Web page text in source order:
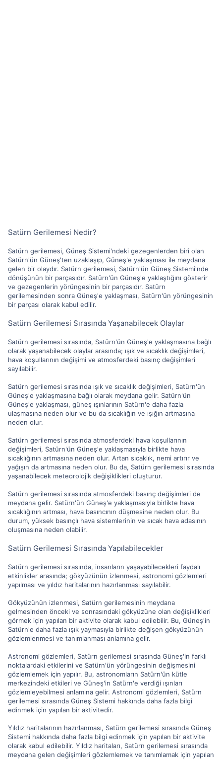
Satürn Gerilemesi Nedir?
Satürn gerilemesi, Güneş Sistemi'ndeki gezegenlerden biri olan
Satürn'ün Güneş'ten uzaklaşıp, Güneş'e yaklaşması ile meydana
gelen bir olaydır. Satürn gerilemesi, Satürn'ün Güneş Sistemi'nde
dönüşünün bir parçasıdır. Satürn'ün Güneş'e yaklaştığını gösterir
ve gezegenlerin yörüngesinin bir parçasıdır. Satürn
gerilemesinden sonra Güneş'e yaklaşması, Satürn'ün yörüngesinin
bir parçası olarak kabul edilir.
Satürn Gerilemesi Sırasında Yaşanabilecek Olaylar
Satürn gerilemesi sırasında, Satürn'ün Güneş'e yaklaşmasına bağlı
olarak yaşanabilecek olaylar arasında; ışık ve sıcaklık değişimleri,
hava koşullarının değişimi ve atmosferdeki basınç değişimleri
sayılabilir.
Satürn gerilemesi sırasında ışık ve sıcaklık değişimleri, Satürn'ün
Güneş'e yaklaşmasına bağlı olarak meydana gelir. Satürn'ün
Güneş'e yaklaşması, güneş ışınlarının Satürn'e daha fazla
ulaşmasına neden olur ve bu da sıcaklığın ve ışığın artmasına
neden olur.
Satürn gerilemesi sırasında atmosferdeki hava koşullarının
değişimleri, Satürn'ün Güneş'e yaklaşmasıyla birlikte hava
sıcaklığının artmasına neden olur. Artan sıcaklık, nemi artırır ve
yağışın da artmasına neden olur. Bu da, Satürn gerilemesi sırasında
yaşanabilecek meteorolojik değişiklikleri oluşturur.
Satürn gerilemesi sırasında atmosferdeki basınç değişimleri de
meydana gelir. Satürn'ün Güneş'e yaklaşmasıyla birlikte hava
sıcaklığının artması, hava basıncının düşmesine neden olur. Bu
durum, yüksek basınçlı hava sistemlerinin ve sıcak hava adasının
oluşmasına neden olabilir.
Satürn Gerilemesi Sırasında Yapılabilecekler
Satürn gerilemesi sırasında, insanların yaşayabilecekleri faydalı
etkinlikler arasında; gökyüzünün izlenmesi, astronomi gözlemleri
yapılması ve yıldız haritalarının hazırlanması sayılabilir.
Gökyüzünün izlenmesi, Satürn gerilemesinin meydana
gelmesinden önceki ve sonrasındaki gökyüzüne olan değişiklikleri
görmek için yapılan bir aktivite olarak kabul edilebilir. Bu, Güneş'in
Satürn'e daha fazla ışık yaymasıyla birlikte değişen gökyüzünün
gözlemlenmesi ve tanımlanması anlamına gelir.
Astronomi gözlemleri, Satürn gerilemesi sırasında Güneş'in farklı
noktalardaki etkilerini ve Satürn'ün yörüngesinin değişmesini
gözlemlemek için yapılır. Bu, astronomların Satürn'ün kütle
merkezindeki etkileri ve Güneş'in Satürn'e verdiği ışınları
gözlemleyebilmesi anlamına gelir. Astronomi gözlemleri, Satürn
gerilemesi sırasında Güneş Sistemi hakkında daha fazla bilgi
edinmek için yapılan bir aktivitedir.
Yıldız haritalarının hazırlanması, Satürn gerilemesi sırasında Güneş
Sistemi hakkında daha fazla bilgi edinmek için yapılan bir aktivite
olarak kabul edilebilir. Yıldız haritaları, Satürn gerilemesi sırasında
meydana gelen değişimleri gözlemlemek ve tanımlamak için yapılan